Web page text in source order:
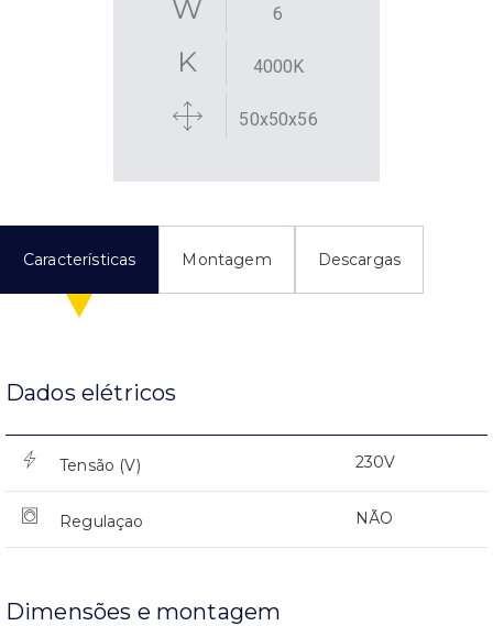
6
4000K
50x50x56
Características Montagem Descargas
Dados elétricos
Tensão (V) 230V
Regulaçao NÃO
Dimensões e montagem